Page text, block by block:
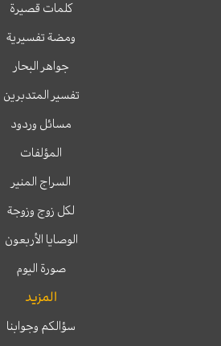
كلمات قصيرة
ومضة تفسيرية
جواهر البحار
تفسير المتدبرين
مسائل وردود
المؤلفات
السراج المنير
لكل زوج وزوجة
الوصايا الأربعون
صورة اليوم
المزيد
سؤالكم وجوابنا